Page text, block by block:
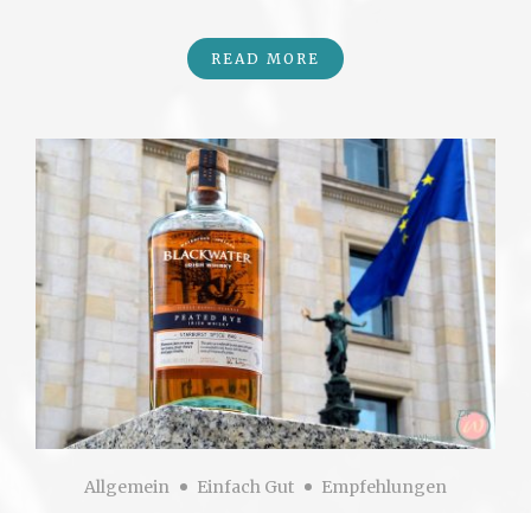
READ MORE
Allgemein Einfach Gut Empfehlungen